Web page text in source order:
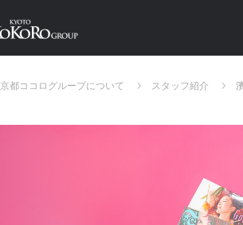
京都ココログループについて
スタッフ紹介